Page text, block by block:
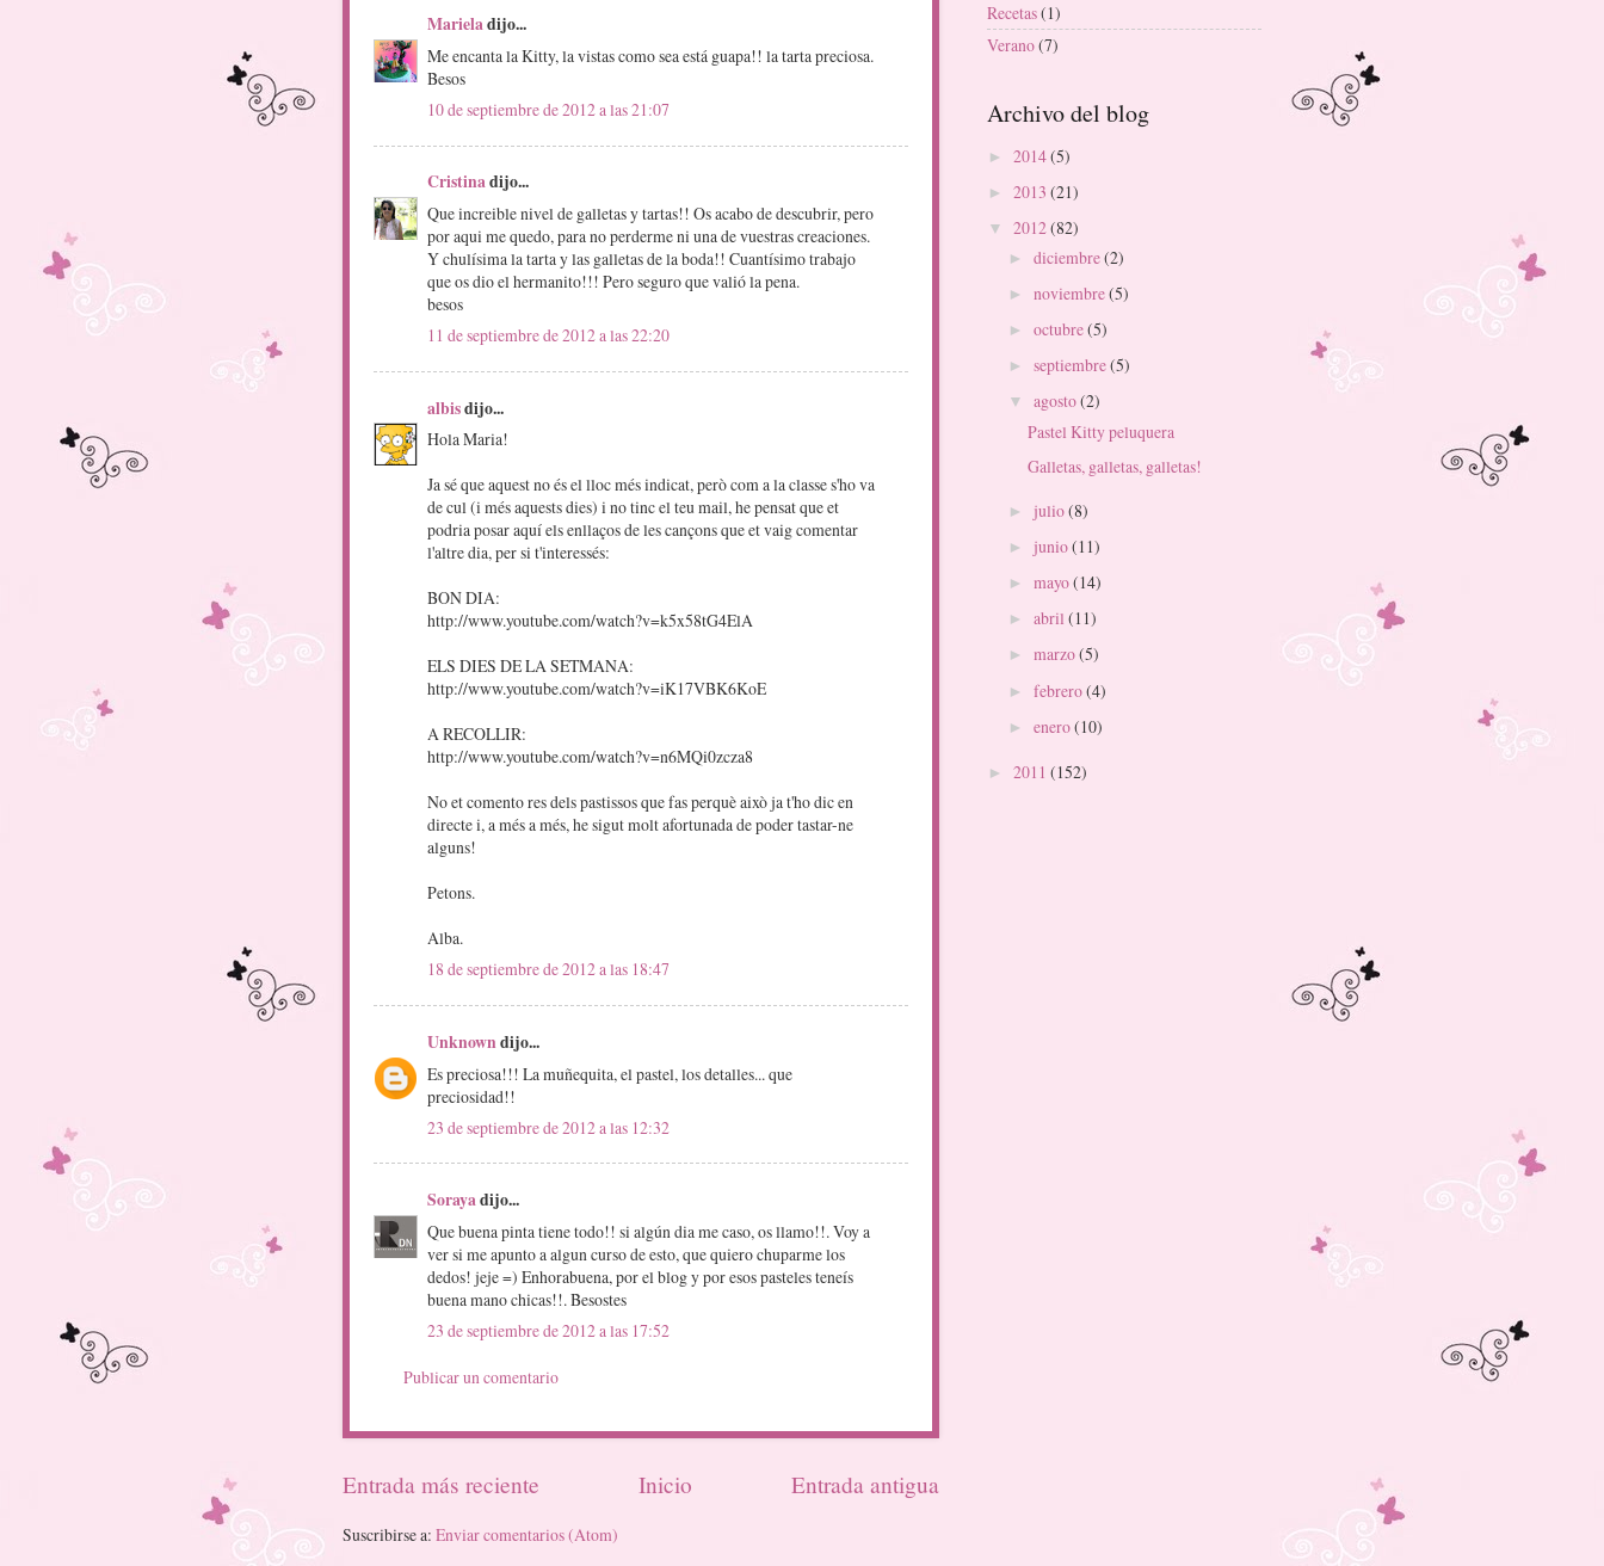
Marieladijo...
Me encanta la Kitty, la vistas como sea está guapa!! la tarta preciosa.
Besos
10 de septiembre de 2012 a las 21:07
Cristinadijo...
Que increible nivel de galletas y tartas!! Os acabo de descubrir, pero
por aqui me quedo, para no perderme ni una de vuestras creaciones.
Y chulísima la tarta y las galletas de la boda!! Cuantísimo trabajo
que os dio el hermanito!!! Pero seguro que valió la pena.
besos
11 de septiembre de 2012 a las 22:20
albisdijo...
Hola Maria!
Ja sé que aquest no és el lloc més indicat, però com a la classe s'ho va
de cul (i més aquests dies) i no tinc el teu mail, he pensat que et
podria posar aquí els enllaços de les cançons que et vaig comentar
l'altre dia, per si t'interessés:
BON DIA:
http://www.youtube.com/watch?v=k5x58tG4ElA
ELS DIES DE LA SETMANA:
http://www.youtube.com/watch?v=iK17VBK6KoE
A RECOLLIR:
http://www.youtube.com/watch?v=n6MQi0zcza8
No et comento res dels pastissos que fas perquè això ja t'ho dic en
directe i, a més a més, he sigut molt afortunada de poder tastar-ne
alguns!
Petons.
Alba.
18 de septiembre de 2012 a las 18:47
Unknowndijo...
Es preciosa!!! La muñequita, el pastel, los detalles... que
preciosidad!!
23 de septiembre de 2012 a las 12:32
Sorayadijo...
Que buena pinta tiene todo!! si algún dia me caso, os llamo!!. Voy a
ver si me apunto a algun curso de esto, que quiero chuparme los
dedos! jeje =) Enhorabuena, por el blog y por esos pasteles teneís
buena mano chicas!!. Besostes
23 de septiembre de 2012 a las 17:52
Publicar un comentario
Entrada más reciente Entrada antigua
Inicio
Suscribirse a: Enviar comentarios (Atom)
Recetas(1)
Verano(7)
Archivo del blog
► 2014(5)
► 2013 (21)
▼ 2012(82)
► diciembre(2)
► noviembre(5)
► octubre(5)
► septiembre(5)
▼ agosto(2)
Pastel Kitty peluquera
Galletas, galletas, galletas!
► julio(8)
► junio(11)
► mayo(14)
► abril (11)
► marzo(5)
► febrero(4)
► enero(10)
► 2011 (152)